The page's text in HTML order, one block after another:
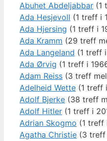
Abuhet Abdeljabbar (1
Ada Hesjevoll (1 treff i
Ada Hjersing (1 treff i
Ada Kramm (29 treff
Ada Langeland (1 treff
Ada Ørvig (1 treff i
Adam Reiss (3 treff
Adelheid Wette (1 treff
Adolf Bjerke (38 treff
Adolf Hitler (1 treff i
Adrian Skogmo (1 treff
Agatha Christie (3 treff